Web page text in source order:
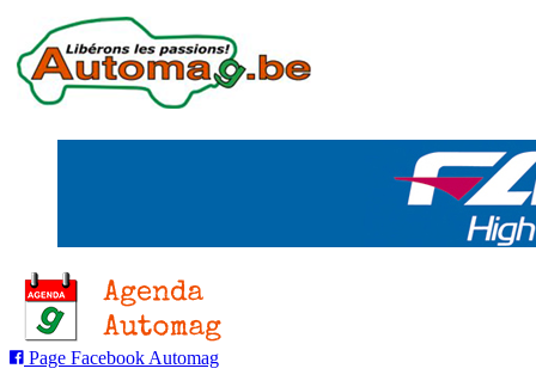
Page Facebook Automag